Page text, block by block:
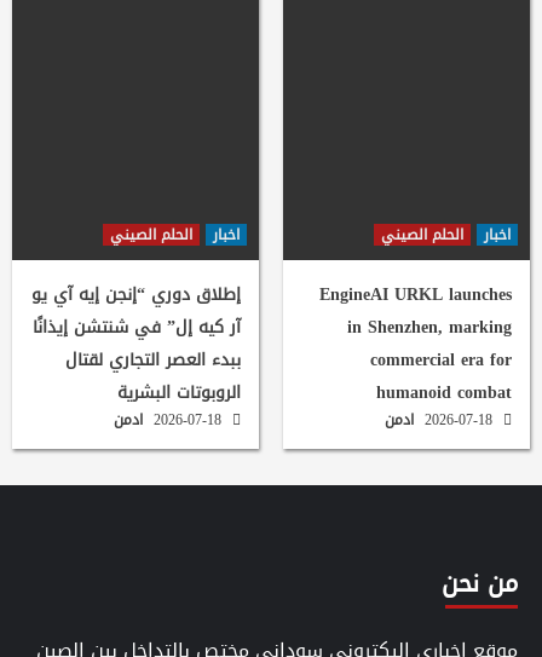
اخبار الحلم الصيني
EngineAI URKL launches
in Shenzhen, marking
commercial era for
humanoid combat
ادمن
اخبار الحلم الصيني
إطلاق دوري “إنجن إيه آي يو
آر كيه إل” في شنتشن إيذانًا
ببدء العصر التجاري لقتال
الروبوتات البشرية
ادمن
من نحن